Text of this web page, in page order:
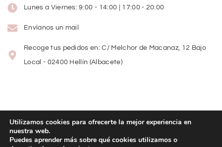
Lunes a Viernes: 9:00 - 14:00 | 17:00 - 20:00
Envíanos un mail
Recoge tus pedidos en: C/ Melchor de Macanaz, 12 Bajo
Local - 02400 Hellín (Albacete)
Copyright© 2026Lolitas Moda
Utilizamos cookies para ofrecerte la mejor experiencia en
nuestra web.
Puedes aprender más sobre qué cookies utilizamos o